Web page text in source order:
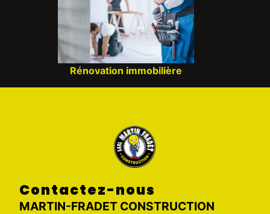
Rénovation immobilière
Contactez-nous
MARTIN-FRADET CONSTRUCTION